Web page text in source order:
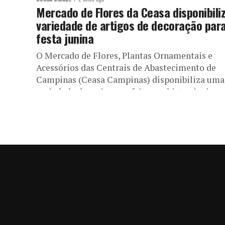
Mercado de Flores da Ceasa
variedade de artigos de decoração
festa junina
O Mercado de Flores, Plantas Ornamentais e
Acessórios das Centrais de Abastecimento de
Campinas (Ceasa Campinas) disponibiliza uma
variedade de artigos, enfeites e objetos juninos